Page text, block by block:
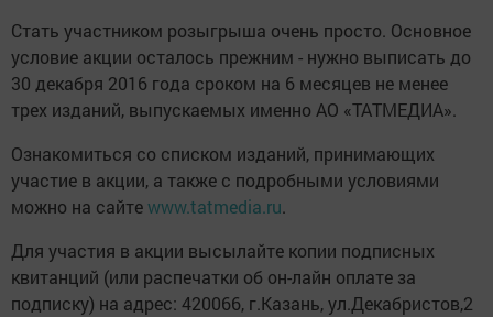
Стать участником розыгрыша очень просто. Основное
условие акции осталось прежним - нужно выписать до
30 декабря 2016 года сроком на 6 месяцев не менее
трех изданий, выпускаемых именно АО «ТАТМЕДИА».
Ознакомиться со списком изданий, принимающих
участие в акции, а также с подробными условиями
можно на сайтеwww.tatmedia.ru.
Для участия в акции высылайте копии подписных
квитанций (или распечатки об он-лайн оплате за
подписку) на адрес: 420066, г.Казань, ул.Декабристов,2